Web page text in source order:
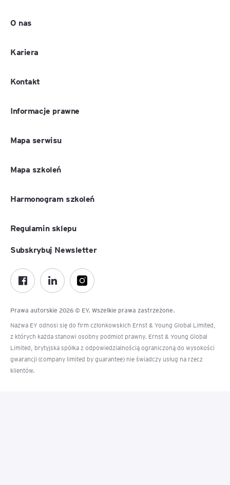
O nas
Kariera
Kontakt
Informacje prawne
Mapa serwisu
Mapa szkoleń
Harmonogram szkoleń
Regulamin sklepu
Prawa autorskie 2026 © EY. Wszelkie prawa zastrzeżone.
Nazwa EY odnosi się do firm członkowskich Ernst & Young Global Limited,
z których każda stanowi osobny podmiot prawny. Ernst & Young Global
Limited, brytyjska spółka z odpowiedzialnością ograniczoną do wysokości
gwarancji (company limited by guarantee) nie świadczy usług na rzecz
klientów.
Subskrybuj Newsletter